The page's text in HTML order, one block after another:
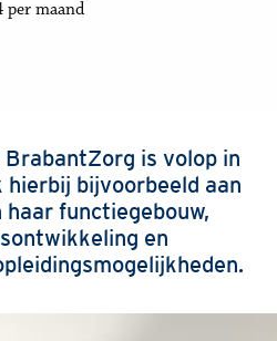
per maand
is volop in
hierbij bijvoorbeeld aan
functiegebouw,
en